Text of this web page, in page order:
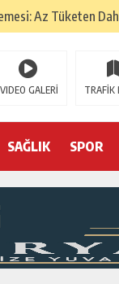
Az Tüketen
Tepreş Coşkusu
zehir
VIDEO GALERİ TRAFİK
SAĞLIK SPOR